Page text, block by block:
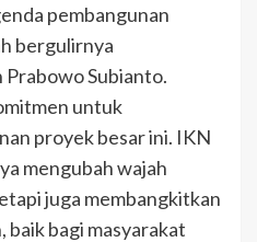
pembangunan
bergulirnya
Subianto.
untuk
proyek besar ini. IKN
mengubah wajah
juga membangkitkan
baik bagi masyarakat